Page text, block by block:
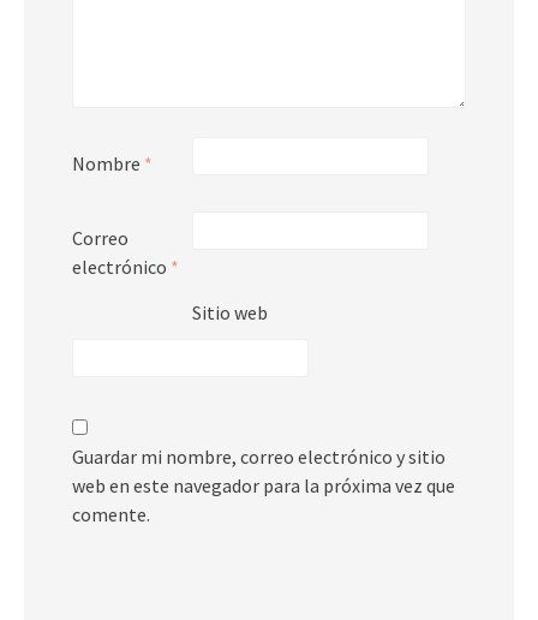
Nombre *
Correo
electrónico *
Sitio web
Guardar mi nombre, correo electrónico y sitio
web en este navegador para la próxima vez que
comente.